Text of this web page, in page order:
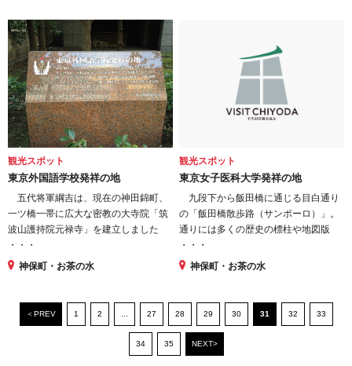
観光スポット
東京外国語学校発祥の地
五代将軍綱吉は、現在の神田錦町、
一ツ橋一帯に広大な密教の大寺院「筑
波山護持院元禄寺」を建立しました
・・・
神保町・お茶の水
観光スポット
東京女子医科大学発祥の地
九段下から飯田橋に通じる目白通り
の「飯田橋散歩路（サンポーロ）」。
通りには多くの歴史の標柱や地図版
・・・
神保町・お茶の水
＜PREV 1 2 ... 27 28 29 30 31 32 33
34 35 NEXT>